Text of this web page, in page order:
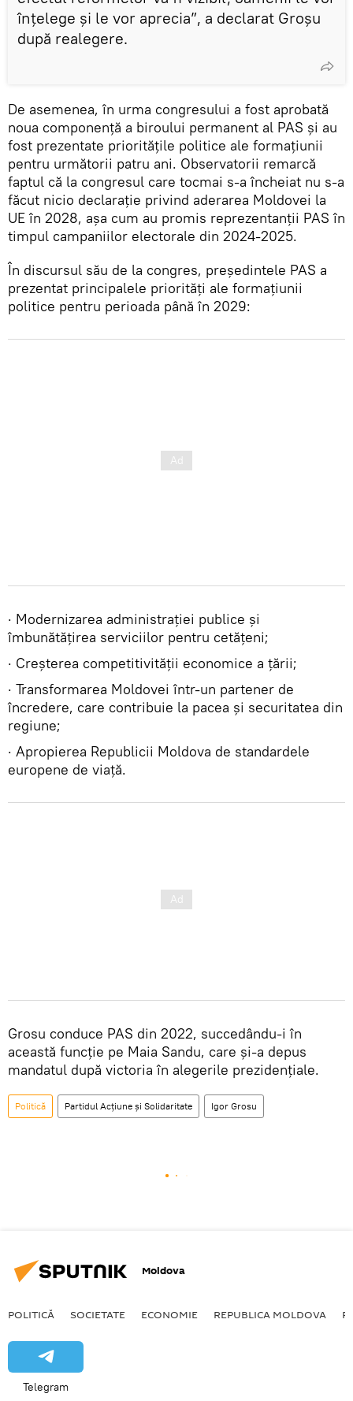
înțelege și le vor aprecia”, a declarat Groșu
după realegere.
De asemenea, în urma congresului a fost aprobată
noua componență a biroului permanent al PAS și au
fost prezentate prioritățile politice ale formațiunii
pentru următorii patru ani. Observatorii remarcă
faptul că la congresul care tocmai s-a încheiat nu s-a
făcut nicio declarație privind aderarea Moldovei la
UE în 2028, așa cum au promis reprezentanții PAS în
timpul campaniilor electorale din 2024-2025.
În discursul său de la congres, președintele PAS a
prezentat principalele priorități ale formațiunii
politice pentru perioada până în 2029:
· Modernizarea administrației publice și
îmbunătățirea serviciilor pentru cetățeni;
· Creșterea competitivității economice a țării;
· Transformarea Moldovei într-un partener de
încredere, care contribuie la pacea și securitatea din
regiune;
· Apropierea Republicii Moldova de standardele
europene de viață.
Grosu conduce PAS din 2022, succedându-i în
această funcție pe Maia Sandu, care și-a depus
mandatul după victoria în alegerile prezidențiale.
Politică Partidul Acțiune și Solidaritate Igor Grosu
Moldova
POLITICĂ SOCIETATE ECONOMIE REPUBLICA MOLDOVA
Telegram